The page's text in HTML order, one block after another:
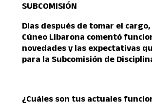
SUBCOMISIÓN
Días después de tomar el cargo,
Cúneo Libarona comentó
novedades y las expectativas
para la Subcomisión de
¿Cuáles son tus actuales